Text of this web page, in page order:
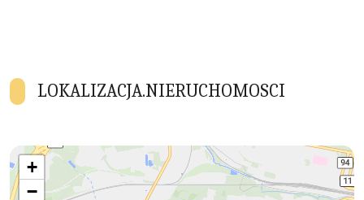
LOKALIZACJA.NIERUCHOMOSCI
+
−